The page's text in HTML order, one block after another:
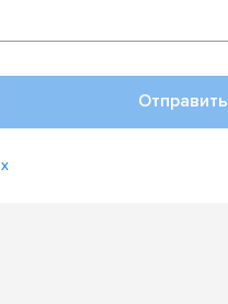
Отправить